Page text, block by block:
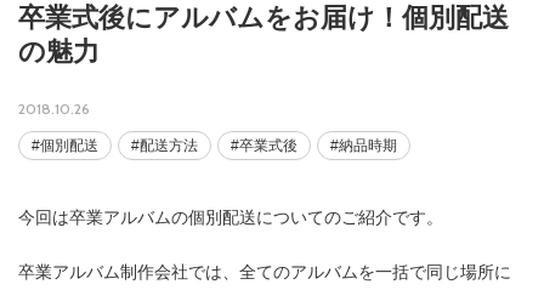
卒業式後にアルバムをお届け！個別配送
の魅力
2018.10.26
#個別配送 #配送方法 #卒業式後 #納品時期
今回は卒業アルバムの個別配送についてのご紹介です。
卒業アルバム制作会社では、全てのアルバムを一括で同じ場所に